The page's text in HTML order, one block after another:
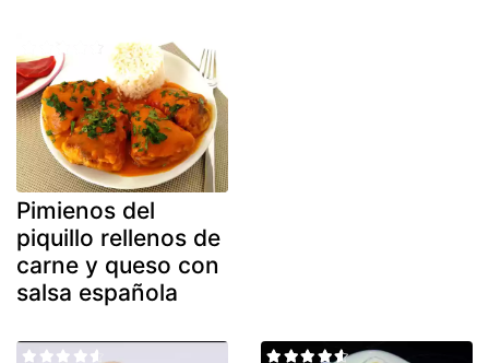
Pimienos del
piquillo rellenos de
carne y queso con
salsa española